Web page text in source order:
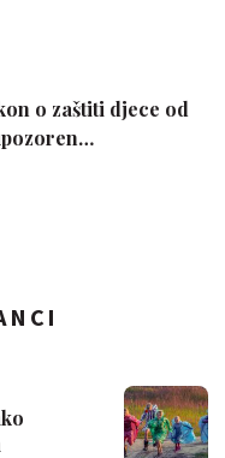
o zaštiti djece od